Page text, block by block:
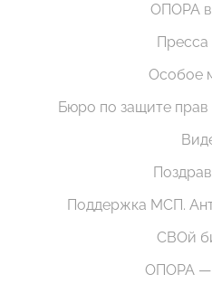
ОПОРА в
Пресса
Особое
Бюро по защите
Поддержка МСП.
СВОй
ОПОРА —